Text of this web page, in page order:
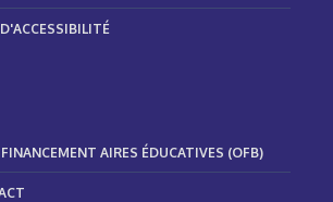
AIRES ÉDUCATIVES (OFB)